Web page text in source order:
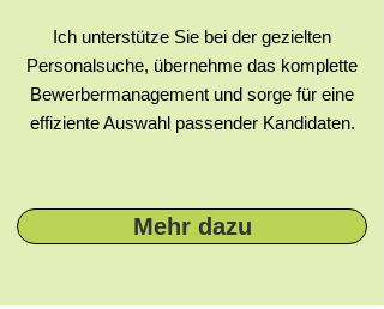
Ich unterstütze Sie bei der gezielten
Personalsuche, übernehme das komplette
Bewerbermanagement und sorge für eine
effiziente Auswahl passender Kandidaten.
Mehr dazu